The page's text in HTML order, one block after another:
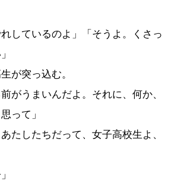
れしているのよ」「そうよ。くさっ
が突っ込む。
前がうまいんだよ。それに、何か、
って」
あたしたちだって、女子高校生よ、